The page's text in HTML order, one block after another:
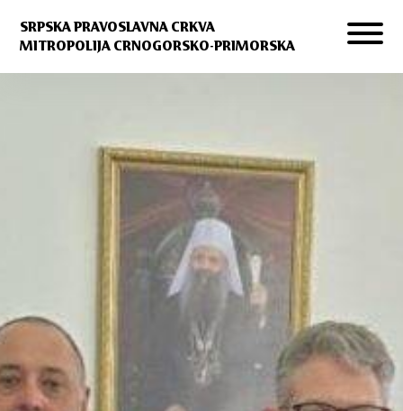
SRPSKA PRAVOSLAVNA CRKVA
MITROPOLIJA CRNOGORSKO-PRIMORSKA